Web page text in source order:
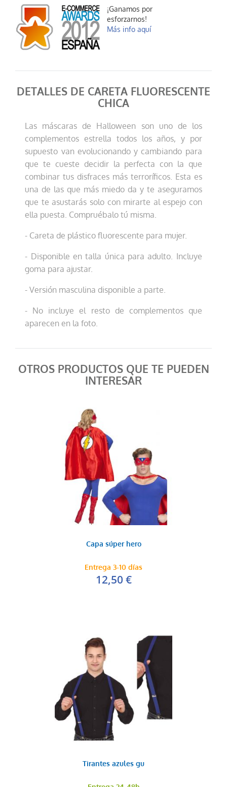
¡Ganamos por
esforzarnos!
Más info aquí
DETALLES DE CARETA FLUORESCENTE
CHICA
Las máscaras de Halloween son uno de los
complementos estrella todos los años, y por
supuesto van evolucionando y cambiando para
que te cueste decidir la perfecta con la que
combinar tus disfraces más terroríficos. Esta es
una de las que más miedo da y te aseguramos
que te asustarás solo con mirarte al espejo con
ella puesta. Compruébalo tú misma.
- Careta de plástico fluorescente para mujer.
- Disponible en talla única para adulto. Incluye
goma para ajustar.
- Versión masculina disponible a parte.
- No incluye el resto de complementos que
aparecen en la foto.
OTROS PRODUCTOS QUE TE PUEDEN
INTERESAR
Capa súper hero
Entrega 3-10 días
12,50 €
Tirantes azules gu